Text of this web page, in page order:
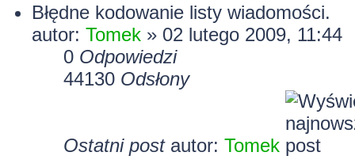
Błędne kodowanie listy wiadomości.
autor: Tomek » 02 lutego 2009, 11:44
0 Odpowiedzi
44130 Odsłony
Ostatni post autor: Tomek